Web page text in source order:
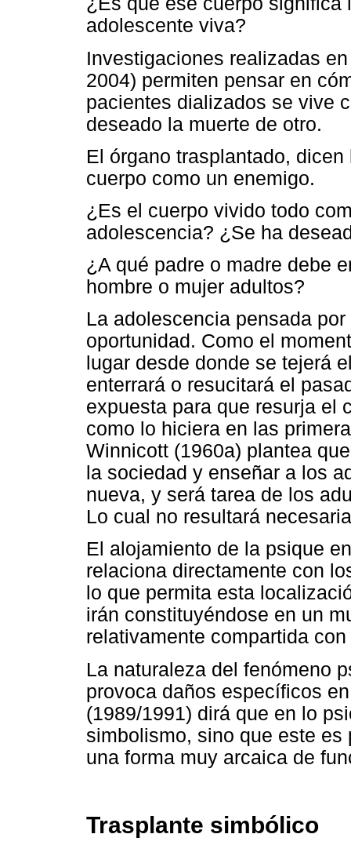
adolescente viva?
Investigaciones realizadas
2004) permiten pensar en
pacientes dializados se vive
deseado la muerte de otro.
El órgano trasplantado,
cuerpo como un enemigo.
¿Es el cuerpo vivido todo
adolescencia? ¿Se ha
¿A qué padre o madre debe
hombre o mujer adultos?
La adolescencia pensada
oportunidad. Como el
lugar desde donde se tejerá
enterrará o resucitará el
expuesta para que resurja el
como lo hiciera en las
Winnicott (1960a) plantea
la sociedad y enseñar a los
nueva, y será tarea de los
Lo cual no resultará
El alojamiento de la psique
relaciona directamente con
lo que permita esta
irán constituyéndose en un
relativamente compartida
La naturaleza del fenómeno
provoca daños específicos
(1989/1991) dirá que en lo
simbolismo, sino que este
una forma muy arcaica de
Trasplante simbólico